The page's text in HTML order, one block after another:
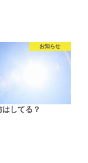
お知らせ
してる？